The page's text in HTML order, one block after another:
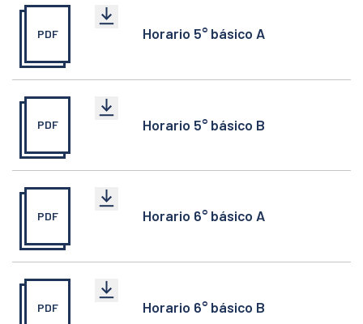
PDF Horario 5° básico A
PDF Horario 5° básico B
PDF Horario 6° básico A
PDF Horario 6° básico B